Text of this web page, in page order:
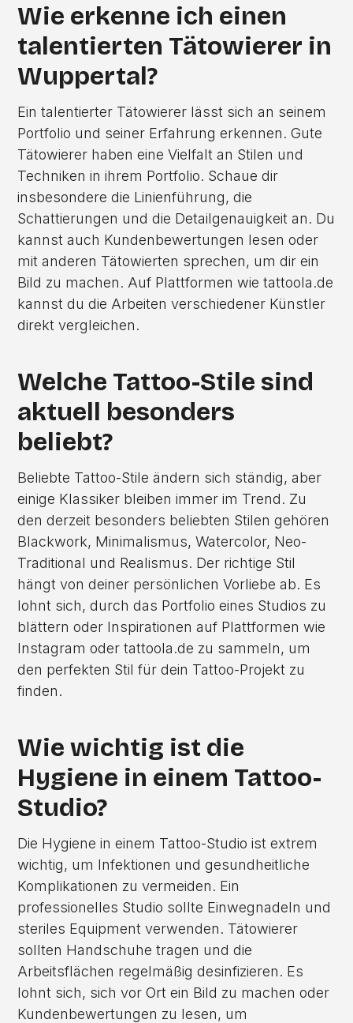
Wie erkenne ich einen
talentierten Tätowierer in
Wuppertal?
Ein talentierter Tätowierer lässt sich an seinem
Portfolio und seiner Erfahrung erkennen. Gute
Tätowierer haben eine Vielfalt an Stilen und
Techniken in ihrem Portfolio. Schaue dir
insbesondere die Linienführung, die
Schattierungen und die Detailgenauigkeit an. Du
kannst auch Kundenbewertungen lesen oder
mit anderen Tätowierten sprechen, um dir ein
Bild zu machen. Auf Plattformen wie tattoola.de
kannst du die Arbeiten verschiedener Künstler
direkt vergleichen.
Welche Tattoo-Stile sind
aktuell besonders
beliebt?
Beliebte Tattoo-Stile ändern sich ständig, aber
einige Klassiker bleiben immer im Trend. Zu
den derzeit besonders beliebten Stilen gehören
Blackwork, Minimalismus, Watercolor, Neo-
Traditional und Realismus. Der richtige Stil
hängt von deiner persönlichen Vorliebe ab. Es
lohnt sich, durch das Portfolio eines Studios zu
blättern oder Inspirationen auf Plattformen wie
Instagram oder tattoola.de zu sammeln, um
den perfekten Stil für dein Tattoo-Projekt zu
finden.
Wie wichtig ist die
Hygiene in einem Tattoo-
Studio?
Die Hygiene in einem Tattoo-Studio ist extrem
wichtig, um Infektionen und gesundheitliche
Komplikationen zu vermeiden. Ein
professionelles Studio sollte Einwegnadeln und
steriles Equipment verwenden. Tätowierer
sollten Handschuhe tragen und die
Arbeitsflächen regelmäßig desinfizieren. Es
lohnt sich, sich vor Ort ein Bild zu machen oder
Kundenbewertungen zu lesen, um